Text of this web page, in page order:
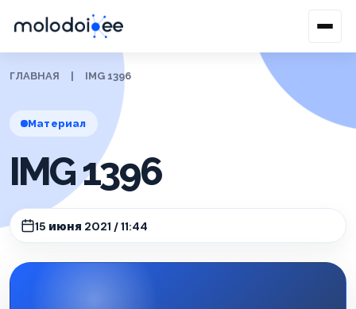
ГЛАВНАЯ IMG 1396
Материал
IMG 1396
15 июня 2021 / 11:44